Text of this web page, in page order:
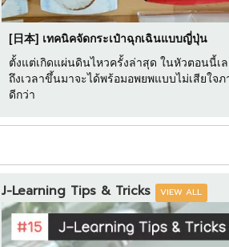
[日本] เทคนิคจัดกระเป๋าฉุกเฉินแบบญี่ปุ่น
ตั้งแต่เกิดแผ่นดินไหวครั้งล่าสุด ในหัวตอนนี้เ
ถึงเวลาขึ้นมาจะได้พร้อมอพยพแบบไม่เสียใ
ดีกว่า
J-Learning Tips & Tricks VIEW ALL